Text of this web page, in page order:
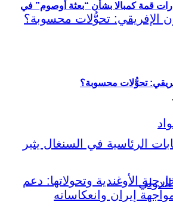
تحوُّلات محسوبة؟
قمة كمبالا بشأن “بعثة أوصوم” في